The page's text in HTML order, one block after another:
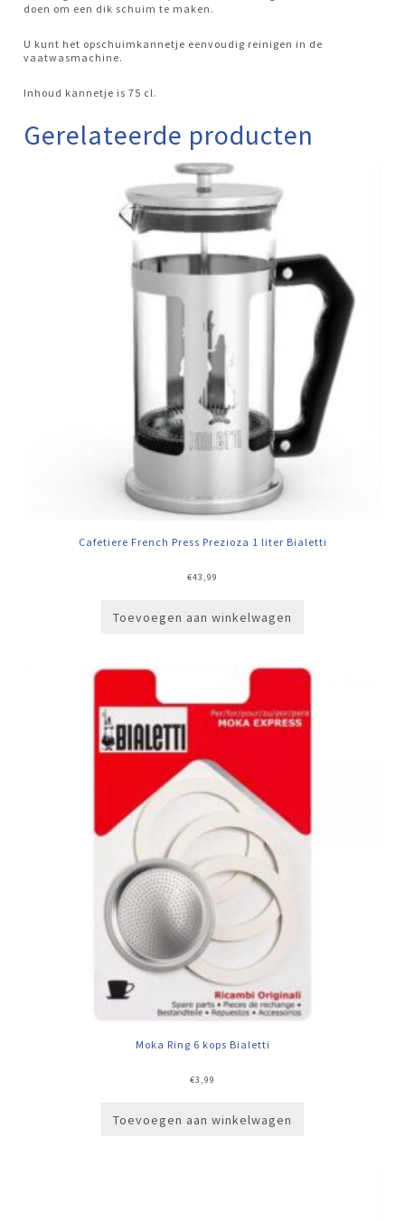
doen om een dik schuim te maken.
U kunt het opschuimkannetje eenvoudig reinigen in de
vaatwasmachine.
Inhoud kannetje is 75 cl.
Gerelateerde producten
Cafetiere French Press Prezioza 1 liter Bialetti
€43,99
Toevoegen aan winkelwagen
Moka Ring 6 kops Bialetti
€3,99
Toevoegen aan winkelwagen